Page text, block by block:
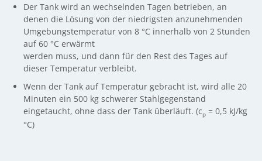
Der Tank wird an wechselnden Tagen betrieben, an
denen die Lösung von der niedrigsten anzunehmenden
Umgebungstemperatur von 8 °C innerhalb von 2 Stunden
auf 60 °C erwärmt
werden muss, und dann für den Rest des Tages auf
dieser Temperatur verbleibt.
Wenn der Tank auf Temperatur gebracht ist, wird alle 20
Minuten ein 500 kg schwerer Stahlgegenstand
eingetaucht, ohne dass der Tank überläuft. (cp = 0,5 kJ/kg
°C)